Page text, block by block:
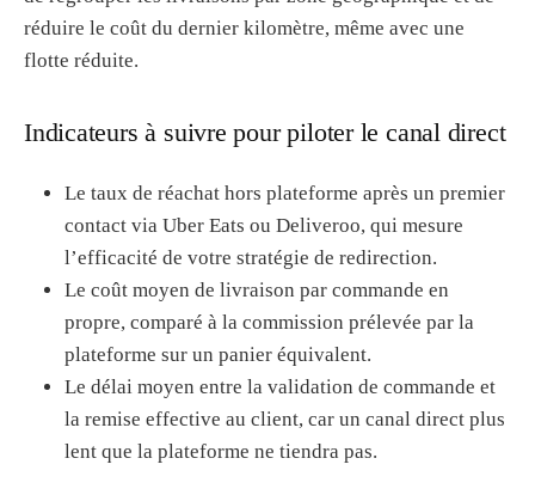
réduire le coût du dernier kilomètre, même avec une
flotte réduite.
Indicateurs à suivre pour piloter le canal direct
Le taux de réachat hors plateforme après un premier
contact via Uber Eats ou Deliveroo, qui mesure
l’efficacité de votre stratégie de redirection.
Le coût moyen de livraison par commande en
propre, comparé à la commission prélevée par la
plateforme sur un panier équivalent.
Le délai moyen entre la validation de commande et
la remise effective au client, car un canal direct plus
lent que la plateforme ne tiendra pas.